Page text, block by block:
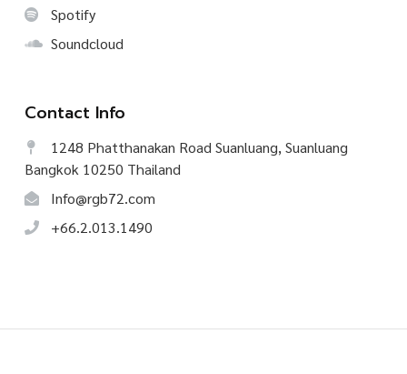
Spotify
Soundcloud
Contact Info
1248 Phatthanakan Road Suanluang, Suanluang
Bangkok 10250 Thailand
Info@rgb72.com
+66.2.013.1490